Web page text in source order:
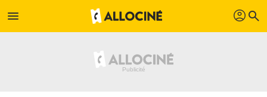
menu profil search